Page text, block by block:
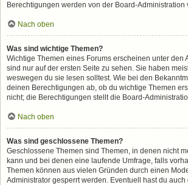
Berechtigungen werden von der Board-Administration
Nach oben
Was sind wichtige Themen?
Wichtige Themen eines Forums erscheinen unter den
sind nur auf der ersten Seite zu sehen. Sie haben
weswegen du sie lesen solltest. Wie bei den
deinen Berechtigungen ab, ob du wichtige Themen
nicht; die Berechtigungen stellt die Board-
Nach oben
Was sind geschlossene Themen?
Geschlossene Themen sind Themen, in denen nicht
kann und bei denen eine laufende Umfrage, falls
Themen können aus vielen Gründen durch einen
Administrator gesperrt werden. Eventuell hast du